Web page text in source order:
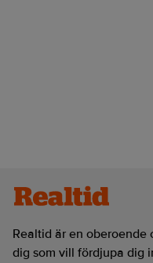
Realtid är en oberoende
dig som vill fördjupa dig